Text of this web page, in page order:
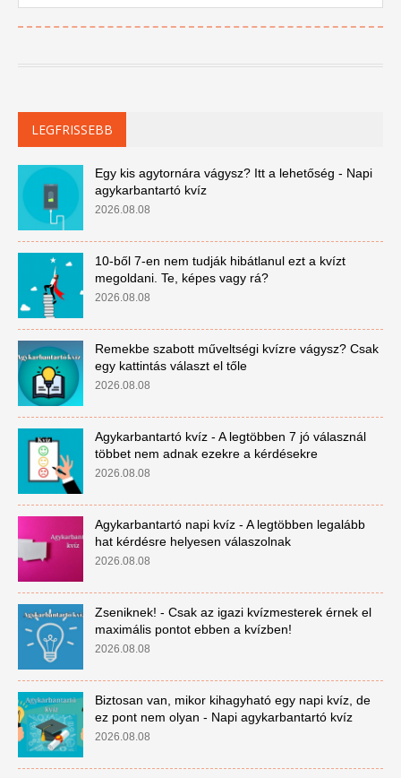
LEGFRISSEBB
Egy kis agytornára vágysz? Itt a lehetőség - Napi
agykarbantartó kvíz
2026.08.08
10-ből 7-en nem tudják hibátlanul ezt a kvízt
megoldani. Te, képes vagy rá?
2026.08.08
Remekbe szabott műveltségi kvízre vágysz? Csak
egy kattintás választ el tőle
2026.08.08
Agykarbantartó kvíz - A legtöbben 7 jó válasznál
többet nem adnak ezekre a kérdésekre
2026.08.08
Agykarbantartó napi kvíz - A legtöbben legalább
hat kérdésre helyesen válaszolnak
2026.08.08
Zseniknek! - Csak az igazi kvízmesterek érnek el
maximális pontot ebben a kvízben!
2026.08.08
Biztosan van, mikor kihagyható egy napi kvíz, de
ez pont nem olyan - Napi agykarbantartó kvíz
2026.08.08